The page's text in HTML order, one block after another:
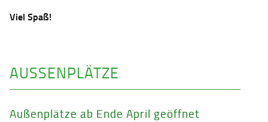
Viel Spaß!
AUSSENPLÄTZE
Außenplätze ab Ende April geöffnet